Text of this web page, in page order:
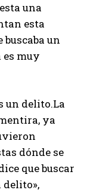
una
esta
buscaba un
muy
un delito.La
ya
dónde se
que buscar
delito»,